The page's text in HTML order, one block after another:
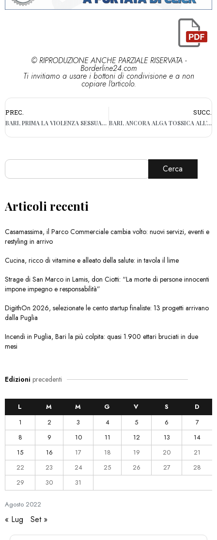
© RIPRODUZIONE ANCHE PARZIALE RISERVATA -
Borderline24.com
Ti invitiamo a usare i bottoni di condivisione e a non
copiare l'articolo.
PREC.
BARI, PRIMA LA VIOLENZA SESSUALE POI LA RICHIESTA DI DENARO: IN MANETTE 21ENNE. AVREBBE VIOLENTATO DUE TURISTE
SUCC.
BARI, ANCORA ALGA TOSSICA ALL’ALTEZZA DEL LIDO IL TRULLO: L’ALLERTA DEL COMUNE
Cerca
Articoli recenti
Casamassima, il Parco Commerciale cambia volto: nuovi servizi, eventi e
restyling in arrivo
Cucina, ricco di vitamine e alleato della salute: in tavola il lime
Strage di San Marco in Lamis, don Ciotti: “La morte di persone innocenti
impone impegno e responsabilità”
DigithOn 2026, selezionate le cento startup finaliste: 13 progetti arrivano
dalla Puglia
Incendi in Puglia, Bari la più colpita: quasi 1.900 ettari bruciati in due
mesi
Edizioni precedenti
Agosto 2022
L M M G V S
D
1
2 3 4 5 6
7
8
9 10 11 12 13
14
15
16 17 18 19 20
21
22
23 24 25 26 27
28
29
30 31
« Lug Set »